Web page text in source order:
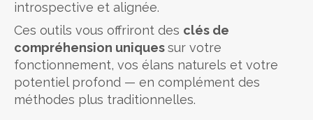
introspective et alignée.
Ces outils vous offriront des clés de
compréhension uniquessur votre
fonctionnement, vos élans naturels et votre
potentiel profond — en complément des
méthodes plus traditionnelles.